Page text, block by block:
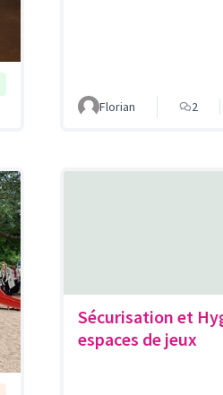
Florian 2
Sécurisation et
espaces de jeux